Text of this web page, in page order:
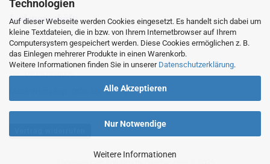
Technologien
Auf dieser Webseite werden Cookies eingesetzt. Es handelt sich dabei um
kleine Textdateien, die in bzw. von Ihrem Internetbrowser auf Ihrem
Computersystem gespeichert werden. Diese Cookies ermöglichen z. B.
das Einlegen mehrerer Produkte in einen Warenkorb.
Weitere Informationen finden Sie in unserer Datenschutzerklärung.
Alle Akzeptieren
Nur Notwendige
Weitere Informationen
Ladengeschäft::
Regattastr. 66
12527 Berlin
Tel.: 030/67890006
Mobil/WhatsApp: 0176 550 90 773